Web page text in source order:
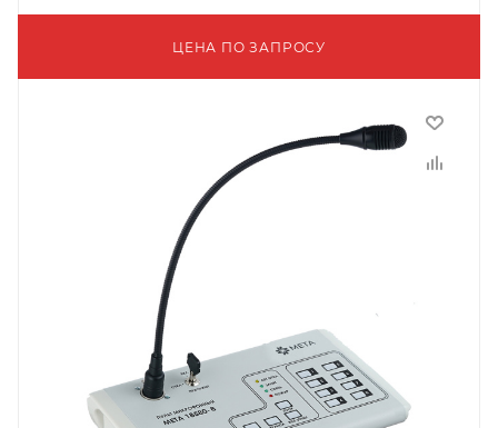
ЦЕНА ПО ЗАПРОСУ